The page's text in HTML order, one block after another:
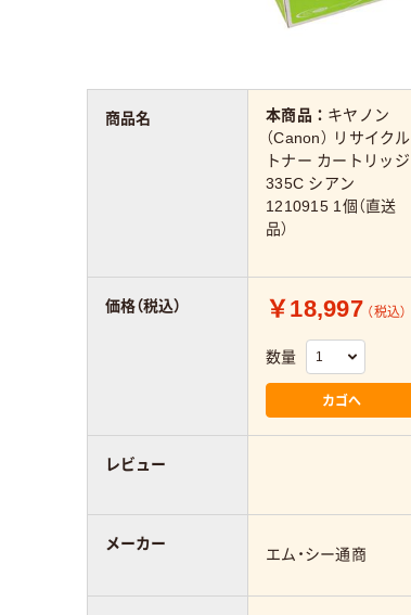
本商品： キヤノン
（Canon） リサイクル
トナー カートリッジ
335C シアン
1210915 1個（直送
品）
￥18,997 （税込）
数量
カゴへ
エム・シー通商
商品名
価格（税込）
レビュー
メーカー